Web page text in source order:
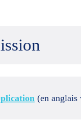
(en anglais